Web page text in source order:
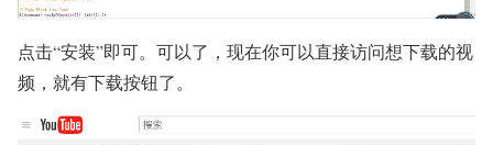
点击“安装”即可。可以了，现在你可以直接访问想下载的视
频，就有下载按钮了。